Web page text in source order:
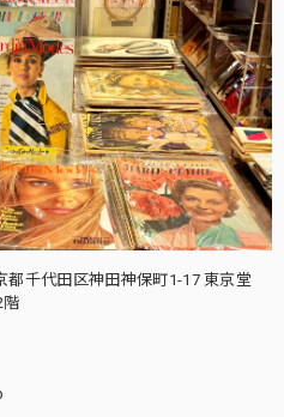
都千代田区神田神保町1-17 東京堂
階